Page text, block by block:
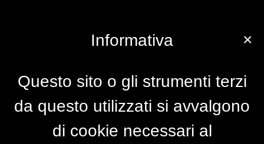
×
Informativa
Questo sito o gli strumenti terzi
da questo utilizzati si avvalgono
di cookie necessari al